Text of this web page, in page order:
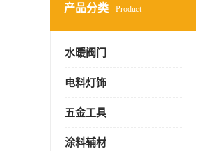
产品分类 Product
水暖阀门
电料灯饰
五金工具
涂料辅材